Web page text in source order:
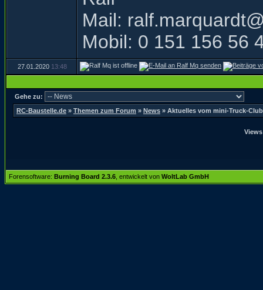
Mail:
Mobil: 0 151 156 56
27.01.2020 13:48
Gehe zu:
RC-Baustelle.de » Themen zum Forum » News » Aktuelles vom mini-Truck-
Forensoftware: Burning Board 2.3.6 , entwickelt von WoltLab GmbH